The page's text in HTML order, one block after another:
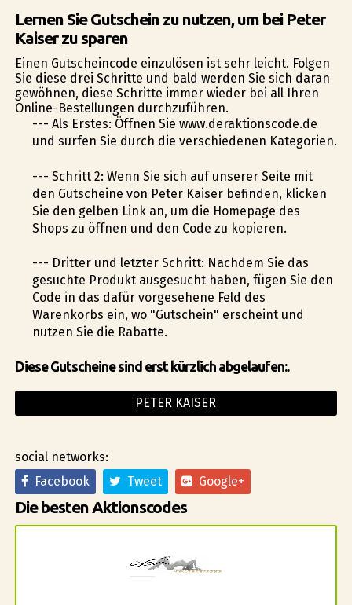
Lernen Sie Gutschein zu nutzen, um bei Peter
Kaiser zu sparen
Einen Gutscheincode einzulösen ist sehr leicht. Folgen
Sie diese drei Schritte und bald werden Sie sich daran
gewöhnen, diese Schritte immer wieder bei all Ihren
Online-Bestellungen durchzuführen.
--- Als Erstes: Öffnen Sie www.deraktionscode.de
und surfen Sie durch die verschiedenen Kategorien.
--- Schritt 2: Wenn Sie sich auf unserer Seite mit
den Gutscheine von Peter Kaiser befinden, klicken
Sie den gelben Link an, um die Homepage des
Shops zu öffnen und den Code zu kopieren.
--- Dritter und letzter Schritt: Nachdem Sie das
gesuchte Produkt ausgesucht haben, fügen Sie den
Code in das dafür vorgesehene Feld des
Warenkorbs ein, wo "Gutschein" erscheint und
nutzen Sie die Rabatte.
Diese Gutscheine sind erst kürzlich abgelaufen:.
PETER KAISER
social networks:
Facebook
Tweet Google+
Die besten Aktionscodes